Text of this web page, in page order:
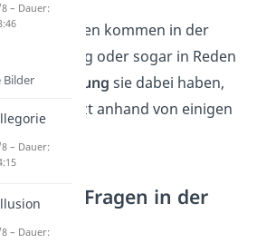
Fragen kommen in der
im Alltag oder sogar in Reden
Wirkung sie dabei haben,
wir dir jetzt anhand von einigen
Fragen in der
– Dauer:
Bilder
– Dauer:
– Dauer: